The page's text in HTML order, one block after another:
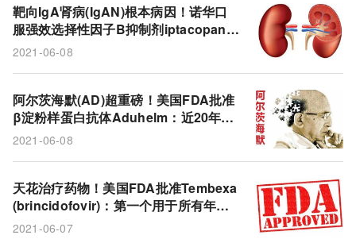
纤溶酶原
纤溶酶原缺乏症 礼来
巴瑞替尼
蛋白尿
替代途径 补体系统
aducanumab
AD iptacopan
IgA肾病
Venclexta
Imbruvica
慢性淋巴细胞白血病
艾伯维
baricitinib
抗病毒 Incyte
JAK抑制剂
Olumiant
天花 Tembexa
抗体
阿尔茨海默
CLL
靶向IgA肾病(IgAN)根本病因！诺华口
服强效选择性因子B抑制剂iptacopan显
著降低蛋白尿水平!
2021-06-08
阿尔茨海默(AD)超重磅！美国FDA批准
β淀粉样蛋白抗体Aduhelm：近20年来
第一个新药，同类中首个!
2021-06-08
天花治疗药物！美国FDA批准Tembexa
(brincidofovir)：第一个用于所有年龄
段的天花抗病毒药物!
2021-06-07